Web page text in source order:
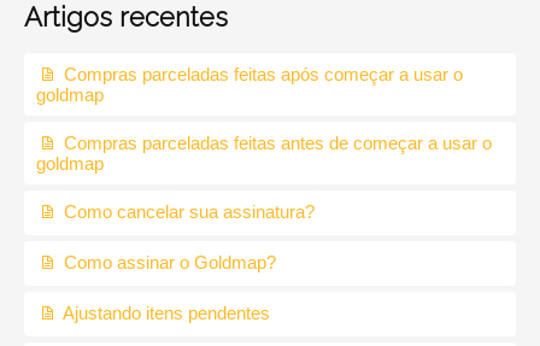
Artigos recentes
Compras parceladas feitas após começar a usar o
goldmap
Compras parceladas feitas antes de começar a usar o
goldmap
Como cancelar sua assinatura?
Como assinar o Goldmap?
Ajustando itens pendentes